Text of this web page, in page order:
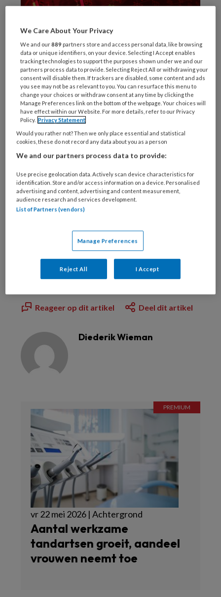
© coffeekai / Getty Images / iStock
PREMIUM
Wilt u dit artikel lezen?
Bekijk de mogelijkheden
Al abonnee?Log dan in
Reageer op dit artikel Deel dit artikel
Diederik Wieman
vr 22 mei 2026 | Achtergrond
Aantal werkzame
tandartsen groeit, aandeel
vrouwen neemt toe
We Care About Your Privacy
We and our889 partners store and access personal data, like browsing
data or unique identifiers, on your device. Selecting I Accept enables
tracking technologies to support the purposes shown under we and our
partners process data to provide. Selecting Reject All or withdrawing your
consent will disable them. If trackers are disabled, some content and ads
you see may not be as relevant to you. You can resurface this menu to
change your choices or withdraw consent at any time by clicking the
Manage Preferences link on the bottom of the webpage. Your choices will
have effect within our Website. For more details, refer to our Privacy
Policy. Privacy Statement
Would you rather not? Then we only place essential and statistical
cookies, these do not record any data about you as a person
We and our partners process data to provide:
Use precise geolocation data. Actively scan device characteristics for
identification. Store and/or access information on a device. Personalised
advertising and content, advertising and content measurement,
audience research and services development.
List of Partners (vendors)
Manage Preferences
Reject All I Accept